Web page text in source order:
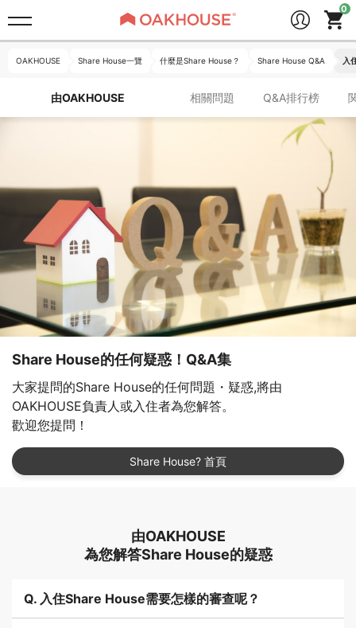
OAKHOUSE Share House一覽 什麼是Share House？ Share House Q&A 入
由OAKHOUSE 相關問題 Q&A排行榜
Share House的任何疑惑！Q&A集
大家提問的Share House的任何問題・疑惑,將由
OAKHOUSE負責人或入住者為您解答。
歡迎您提問！
Share House? 首頁
由OAKHOUSE
為您解答Share House的疑惑
Q. 入住Share House需要怎樣的審查呢？